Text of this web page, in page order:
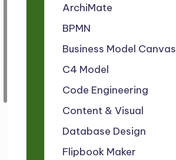
ArchiMate
BPMN
Business Model Canvas
C4 Model
Code Engineering
Content & Visual
Database Design
Flipbook Maker